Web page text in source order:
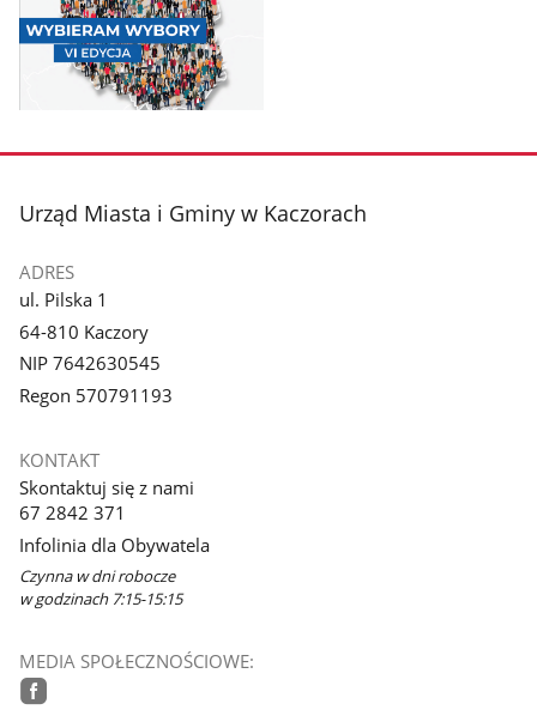
galerii.
stopka
Urząd Miasta i Gminy w Kaczorach
ADRES
ul. Pilska 1
64-810 Kaczory
NIP 7642630545
Regon 570791193
KONTAKT
Skontaktuj się z nami
67 2842 371
Infolinia dla Obywatela
Czynna w dni robocze
w godzinach 7:15-15:15
MEDIA SPOŁECZNOŚCIOWE: